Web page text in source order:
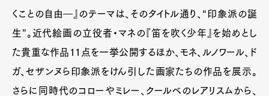
くことの自由―』のテーマは、そのタイトル通り、“印象派の誕
生”。近代絵画の立役者・マネの『笛を吹く少年』を始めとし
た貴重な作品11点を一挙公開するほか、モネ、ルノワール、ド
ガ、セザンヌら印象派をけん引した画家たちの作品を展示。
さらに同時代のコローやミレー、クールベのレアリスムから、